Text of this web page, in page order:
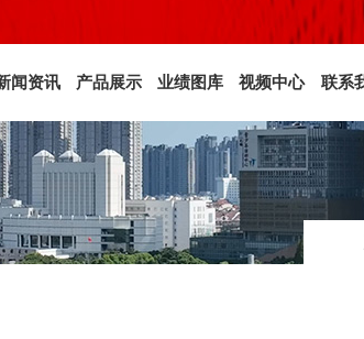
闻资讯 产品展示 业绩图库 视频中心 联系